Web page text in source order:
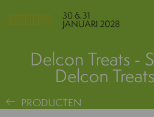
30 & 31
JANUARI 2028
Delcon Treats -
Delcon
PRODUCTEN